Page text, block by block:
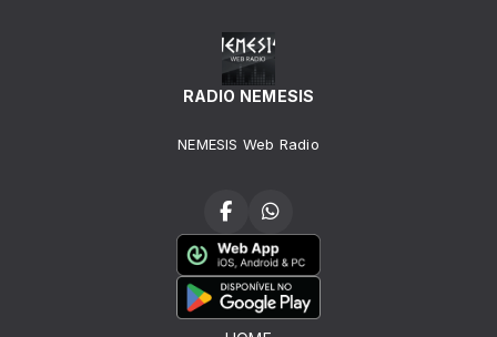
RADIO NEMESIS
NEMESIS Web Radio